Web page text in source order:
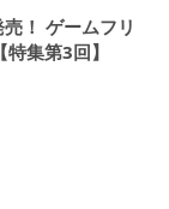
！ ゲームフリ
集第3回】